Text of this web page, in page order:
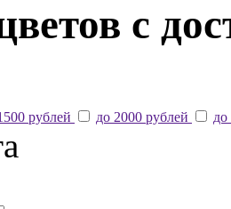
с
рублей до 2000 рублей